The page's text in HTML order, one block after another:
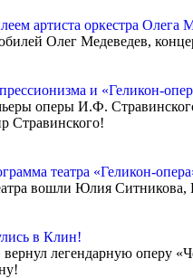
артиста оркестра Олега
Олег Медеведев,
и «Геликон-
оперы И.Ф.
Стравинского!
театра «Геликон-
вошли Юлия
в Клин!
легендарную оперу